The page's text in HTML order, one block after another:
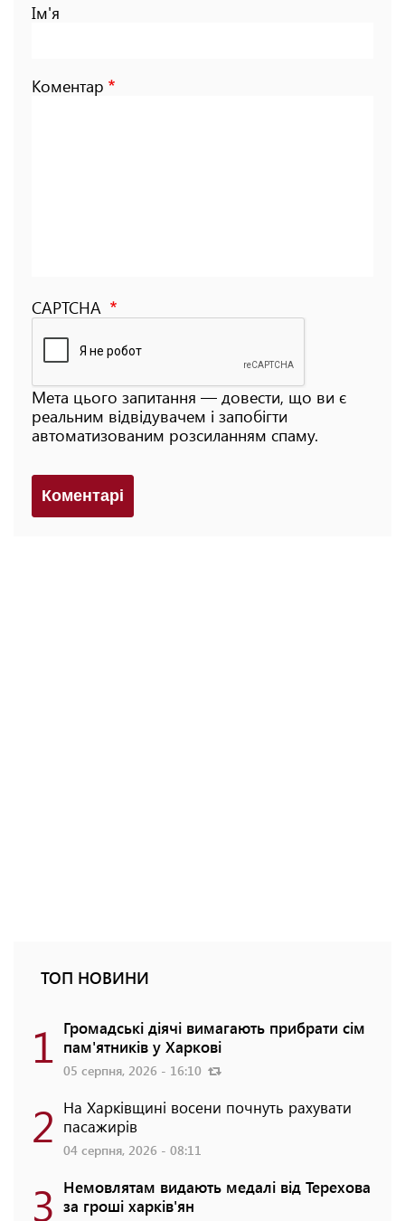
Ім'я
Коментар
CAPTCHA
Мета цього запитання — довести, що ви є
реальним відвідувачем і запобігти
автоматизованим розсиланням спаму.
Коментарi
ТОП НОВИНИ
1 Громадські діячі вимагають прибрати сім
пам'ятників у Харкові
05 серпня, 2026 - 16:10
2 На Харківщині восени почнуть рахувати
пасажирів
04 серпня, 2026 - 08:11
3 Немовлятам видають медалі від Терехова
за гроші харків'ян